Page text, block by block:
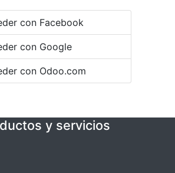
con Facebook
con Google
con Odoo.com
y servicios